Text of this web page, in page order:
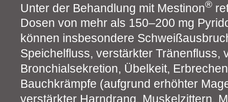
Unter der Behandlung mit Mestinon®
Dosen von mehr als 150–200 mg
können insbesondere
Speichelfluss, verstärkter Tränenfluss,
Bronchialsekretion, Übelkeit,
Bauchkrämpfe (aufgrund erhöhter
verstärkter Harndrang, Muskelzittern,